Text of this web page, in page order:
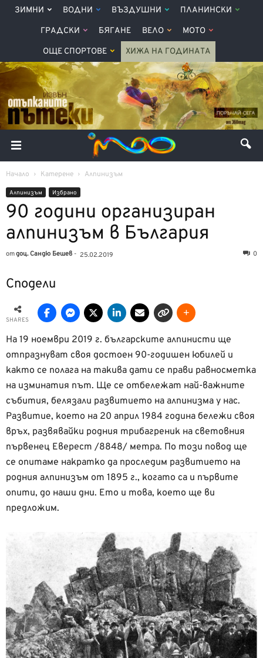
ЗИМНИ ВОДНИ ВЪЗДУШНИ ПЛАНИНСКИ
ГРАДСКИ БЯГАНЕ ВЕЛО МОТО
ОЩЕ СПОРТОВЕ ХИЖА НА ГОДИНАТА
Начало Катерене Алпинизъм
Алпинизъм Избрано
90 години организиран
алпинизъм в България
отдоц. Сандю Бешев - 25.02.2019 0
Сподели
SHARES
На 19 ноември 2019 г. българските алпинисти ще
отпразнуват своя достоен 90-годишен юбилей и
както се полага на такива дати се прави равносметка
на изминатия път. Ще се отбележат най-важните
събития, белязали развитието на алпинизма у нас.
Развитие, което на 20 април 1984 година бележи своя
връх, развявайки родния трибагреник на световния
първенец Еверест /8848/ метра. По този повод ще
се опитаме накратко да проследим развитието на
родния алпинизъм от 1895 г., когато са и първите
опити, до наши дни. Ето и това, което ще ви
предложим.